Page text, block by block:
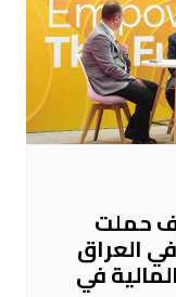
أوروبا 2026 كيف حملت
العراق
في